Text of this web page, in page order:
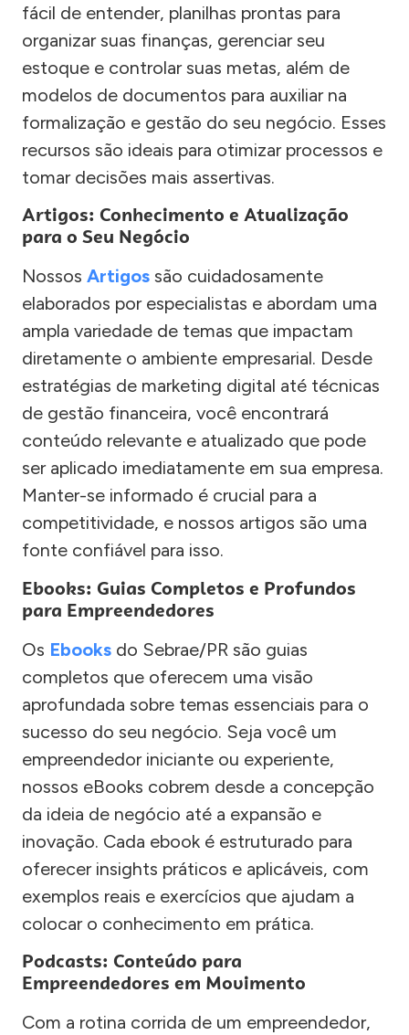
fácil de entender, planilhas prontas para
organizar suas finanças, gerenciar seu
estoque e controlar suas metas, além de
modelos de documentos para auxiliar na
formalização e gestão do seu negócio. Esses
recursos são ideais para otimizar processos e
tomar decisões mais assertivas.
Artigos: Conhecimento e Atualização
para o Seu Negócio
Nossos Artigos são cuidadosamente
elaborados por especialistas e abordam uma
ampla variedade de temas que impactam
diretamente o ambiente empresarial. Desde
estratégias de marketing digital até técnicas
de gestão financeira, você encontrará
conteúdo relevante e atualizado que pode
ser aplicado imediatamente em sua empresa.
Manter-se informado é crucial para a
competitividade, e nossos artigos são uma
fonte confiável para isso.
Ebooks: Guias Completos e Profundos
para Empreendedores
Os Ebooks do Sebrae/PR são guias
completos que oferecem uma visão
aprofundada sobre temas essenciais para o
sucesso do seu negócio. Seja você um
empreendedor iniciante ou experiente,
nossos eBooks cobrem desde a concepção
da ideia de negócio até a expansão e
inovação. Cada ebook é estruturado para
oferecer insights práticos e aplicáveis, com
exemplos reais e exercícios que ajudam a
colocar o conhecimento em prática.
Podcasts: Conteúdo para
Empreendedores em Movimento
Com a rotina corrida de um empreendedor,